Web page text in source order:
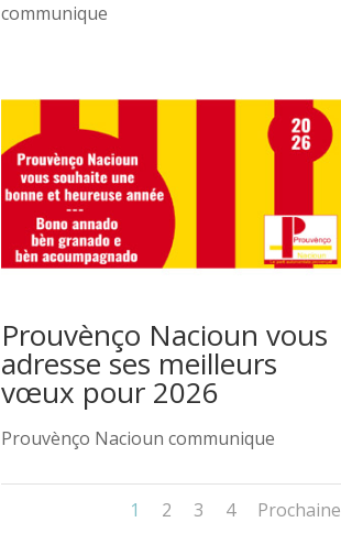
communique
Prouvènço Nacioun vous
adresse ses meilleurs
vœux pour 2026
Prouvènço Nacioun communique
1 2 3 4 Prochaine